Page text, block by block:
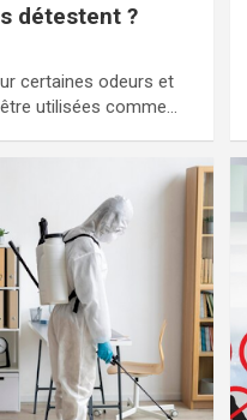
détestent ?
certaines odeurs et
utilisées comme…